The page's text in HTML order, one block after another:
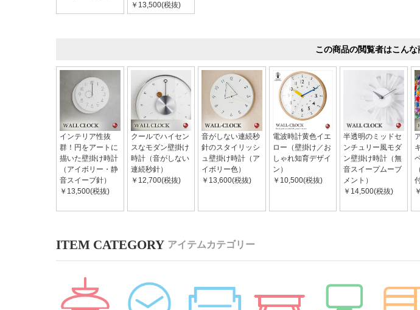
￥13,500(税抜)
この商品の閲覧者はこん
インテリア性抜
群！円をアートに
描いた壁掛け時計
（アイボリー・静
音スイープ針）
￥13,500(税抜)
クールでハイセン
スなモダン壁掛け
時計（音がしない
連続秒針）
￥12,700(税抜)
音がしない連続秒
針のスタイリッシ
ュ壁掛け時計（ア
イボリー色）
￥13,600(税抜)
電波時計黄色イエ
ロー（壁掛け／お
しゃれ知育デザイ
ン）
￥10,500(税抜)
半透明のミッドセ
ンチュリー風モダ
ン壁掛け時計（無
音スイープムーブ
メント）
￥14,500(税抜)
アイテムカテゴリー